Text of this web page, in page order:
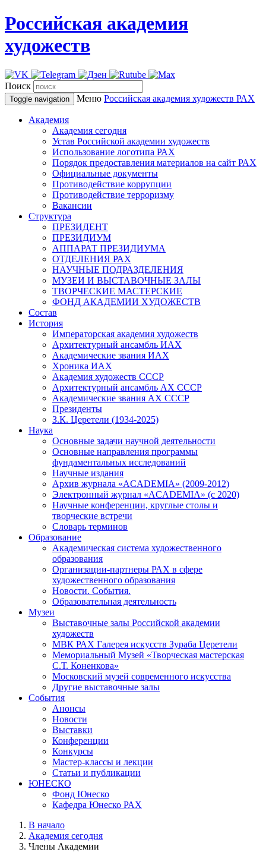
Российская академия
художеств
Поиск
Toggle navigation Меню Российская академия художеств РАХ
Академия
Академия сегодня
Устав Российской академии художеств
Использование логотипа РАХ
Порядок предоставления материалов на сайт РАХ
Официальные документы
Противодействие коррупции
Противодействие терроризму
Вакансии
Структура
ПРЕЗИДЕНТ
ПРЕЗИДИУМ
АППАРАТ ПРЕЗИДИУМА
ОТДЕЛЕНИЯ РАХ
НАУЧНЫЕ ПОДРАЗДЕЛЕНИЯ
МУЗЕИ И ВЫСТАВОЧНЫЕ ЗАЛЫ
ТВОРЧЕСКИЕ МАСТЕРСКИЕ
ФОНД АКАДЕМИИ ХУДОЖЕСТВ
Состав
История
Императорская академия художеств
Архитектурный ансамбль ИАХ
Академические звания ИАХ
Хроника ИАХ
Академия художеств СССР
Архитектурный ансамбль АХ СССР
Академические звания АХ СССР
Президенты
З.К. Церетели (1934-2025)
Наука
Основные задачи научной деятельности
Основные направления программы
фундаментальных исследований
Научные издания
Архив журнала «ACADEMIA» (2009-2012)
Электронный журнал «ACADEMIA» (с 2020)
Научные конференции, круглые столы и
творческие встречи
Словарь терминов
Образование
Академическая система художественного
образования
Организации-партнеры РАХ в сфере
художественного образования
Новости. События.
Образовательная деятельность
Музеи
Выставочные залы Российской академии
художеств
МВК РАХ Галерея искусств Зураба Церетели
Мемориальный Музей «Творческая мастерская
С.Т. Коненкова»
Московский музей современного искусства
Другие выставочные залы
События
Анонсы
Новости
Выставки
Конференции
Конкурсы
Мастер-классы и лекции
Статьи и публикации
ЮНЕСКО
Фонд Юнеско
Кафедра Юнеско РАХ
В начало
Академия сегодня
Члены Академии